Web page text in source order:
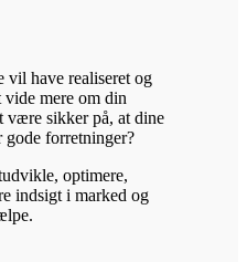
vil have realiseret og
mere om din
være sikker på, at dine
gode forretninger?
optimere,
indsigt i marked og